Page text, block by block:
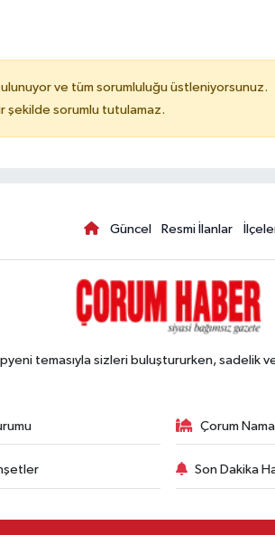
ve tüm sorumluluğu üstleniyorsunuz.
şekilde sorumlu tutulamaz.
Güncel Resmi İlanlar
temasıyla sizleri buluştururken, sadelik
Çorum
Son Dakika